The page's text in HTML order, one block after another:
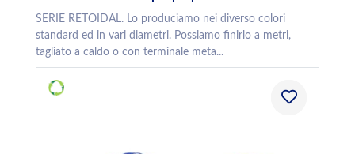
SERIE RETOIDAL. Lo produciamo nei diverso colori
standard ed in vari diametri. Possiamo finirlo a metri,
tagliato a caldo o con terminale meta...